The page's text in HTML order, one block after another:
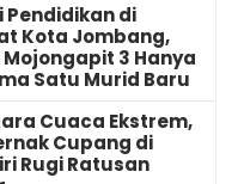
Pendidikan di
Kota Jombang,
Mojongapit 3 Hanya
Satu Murid Baru
Cuaca Ekstrem,
Cupang di
Rugi Ratusan